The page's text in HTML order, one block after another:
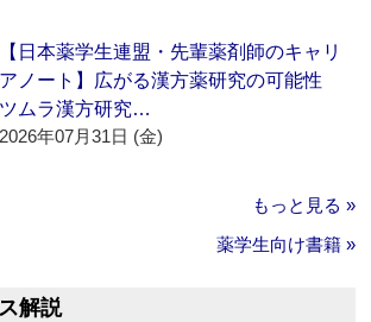
【日本薬学生連盟・先輩薬剤師のキャリ
アノート】広がる漢方薬研究の可能性
ツムラ漢方研究…
2026年07月31日 (金)
もっと見る »
薬学生向け書籍 »
解説